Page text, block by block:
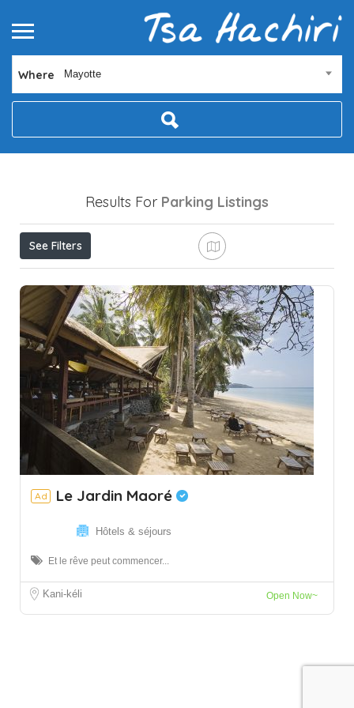
Where Mayotte
Results For Parking Listings
See Filters
Ad Le Jardin Maoré
Hôtels & séjours
Et le rêve peut commencer...
Kani-kéli Open Now~